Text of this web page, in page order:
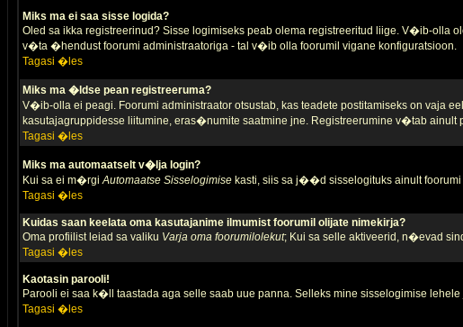
Miks ma ei saa sisse logida?
Oled sa ikka registreerinud? Sisse logimiseks peab olema registreeritud liige. V�ib-olla
v�ta �hendust foorumi administraatoriga - tal v�ib olla foorumil vigane konfiguratsioon.
Tagasi �les
Miks ma �ldse pean registreeruma?
V�ib-olla ei peagi. Foorumi administraator otsustab, kas teadete postitamiseks on
kasutajagruppidesse liitumine, eras�numite saatmine jne. Registreerumine v�tab ainult
Tagasi �les
Miks ma automaatselt v�lja login?
Kui sa ei m�rgiAutomaatse Sisselogimise kasti, siis sa j��d sisselogituks ainult
Tagasi �les
Kuidas saan keelata oma kasutajanime ilmumist foorumil olijate nimekirja?
Oma profiilist leiad sa valiku Varja oma foorumilolekut; Kui sa selle aktiveerid, n�evad
Tagasi �les
Kaotasin parooli!
Parooli ei saa k�ll taastada aga selle saab uue panna. Selleks mine sisselogimise lehele
Tagasi �les